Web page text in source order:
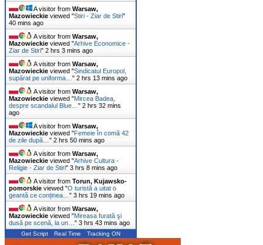
A visitor from Warsaw,
Mazowieckie viewed "Stiri - Ziar de Stiri"
40 mins ago
A visitor from Warsaw,
Mazowieckie viewed "Arhive Economice -
Ziar de Stiri" 2 hrs 3 mins ago
A visitor from Warsaw,
Mazowieckie viewed "Sindicatul Europol,
supărat pe uniforma…" 2 hrs 13 mins ago
A visitor from Warsaw,
Mazowieckie viewed "Mircea Badea,
despre scandalul Blue…" 2 hrs 32 mins
ago
A visitor from Warsaw,
Mazowieckie viewed "Femeie în comă 42
de zile după…" 2 hrs 50 mins ago
A visitor from Warsaw,
Mazowieckie viewed "Arhive Cultura -
Religie - Ziar de Stiri" 3 hrs 8 mins ago
A visitor from Torun, Kujawsko-
pomorskie viewed "O turistă a uitat o
geantă ce conținea…" 3 hrs 19 mins ago
A visitor from Warsaw,
Mazowieckie viewed "Mireasa furată şi
dusă pe scenă, la un…" 3 hrs 43 mins ago
Get Script Real Time Tracking ON